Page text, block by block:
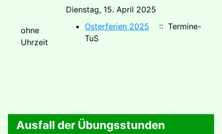
Dienstag, 15. April 2025
ohne
Uhrzeit
Osterferien 2025
:: Termine-
TuS
Ausfall der Übungsstunden